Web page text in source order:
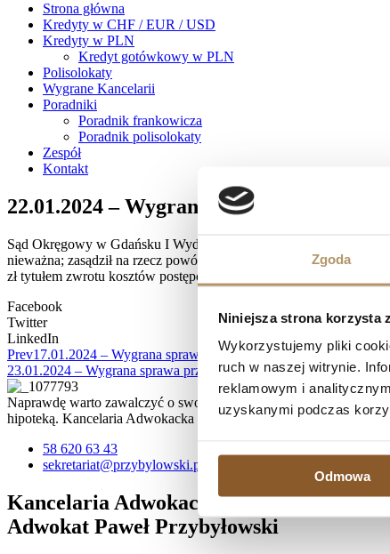
Zgoda
Niniejsza strona korzysta
Wykorzystujemy pliki
ruch w naszej witrynie.
reklamowym i
uzyskanymi podczas
Odmowa
Strona główna
Kredyty w CHF / EUR / USD
Kredyty w PLN
Kredyt gotówkowy w PLN
Polisolokaty
Wygrane Kancelarii
Poradniki
Poradnik frankowicza
Poradnik polisolokaty
Zespół
Kontakt
22.01.2024 – Wygrana sprawa przeciwko
Sąd Okręgowy w Gdańsku I Wydział Cywilny, referent SSO
nieważna; zasądził na rzecz powódki kwotę 322.492,56 zł wraz
zł tytułem zwrotu kosztów postępowania wraz z odsetkami
Facebook
Twitter
LinkedIn
Prev17.01.2024 – Wygrana sprawa przeciwko mBank S.A. –
23.01.2024 – Wygrana sprawa przeciwko Bank BPH S.A. –
Naprawdę warto zawalczyć o swoje prawa, zwłaszcza, jeśli
hipoteką. Kancelaria Adwokacka działa na terenie Trójmiasta,
58 620 63 43
sekretariat@przybylowski.pl
Kancelaria Adwokacka
Adwokat Paweł Przybyłowski